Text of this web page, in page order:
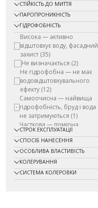
СТІЙКІСТЬ ДО МИТТЯ
ПАРОПРОНИКНІСТЬ
ГІДРОФОБНІСТЬ
Висока — активно
відштовхує воду, фасадний
захист (35)
Не визначається (2)
Не гідрофобна — не має
водовідштовхувального
ефекту (12)
Самоочисна — найвища
гідрофобність, бруд і вода
не затримуються (1)
Часткова — помірна
стійкість до вологи,
декоративні системи
СТРОК ЕКСПЛУАТАЦІЇ
СПОСІБ НАНЕСЕННЯ
ОСОБЛИВА ВЛАСТИВІСТЬ
КОЛЕРУВАННЯ
СИСТЕМА КОЛЕРОВКИ